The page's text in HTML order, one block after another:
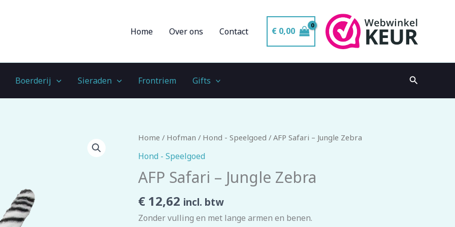
Home Over ons Contact € 0,00
Boerderij Sieraden Frontriem Gifts Zoeken
Home / Hofman / Hond - Speelgoed / AFP Safari – Jungle Zebra
Hond - Speelgoed
AFP Safari – Jungle Zebra
€ 12,62 incl. btw
Zonder vulling en met lange armen en benen.
AFP
Safari
Jungle
aantal